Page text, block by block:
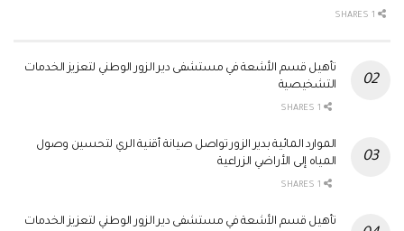
تأهيل قسم الأشعة في مستشفى دير الزور الوطني لتعزيز الخدمات
التشخيصية
الموارد المائية بدير الزور تواصل صيانة أقنية الري لتحسين وصول
المياه إلى الأراضي الزراعية
تأهيل قسم الأشعة في مستشفى دير الزور الوطني لتعزيز الخدمات